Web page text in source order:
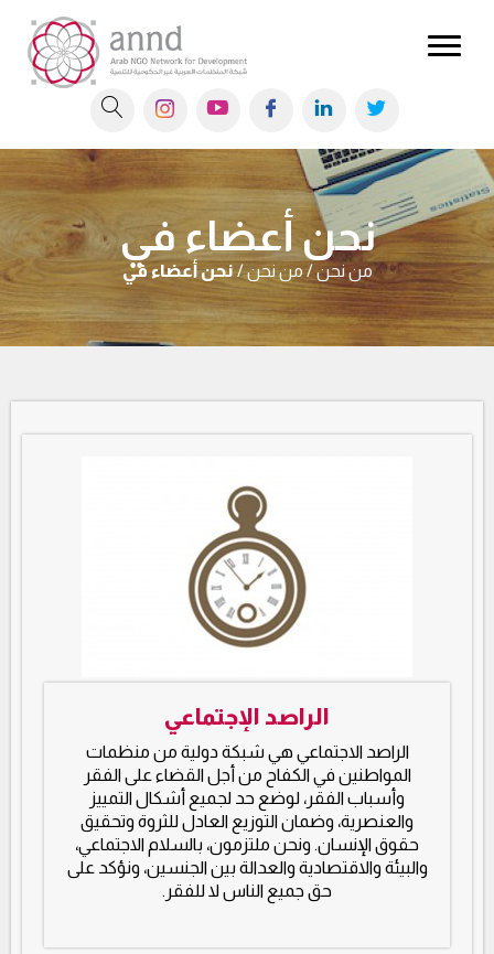
نحن أعضاء في
من نحن / من نحن / نحن أعضاء في
الراصد الإجتماعي
الراصد الاجتماعي هي شبكة دولية من منظمات
المواطنين في الكفاح من أجل القضاء على الفقر
وأسباب الفقر، لوضع حد لجميع أشكال التمييز
والعنصرية، وضمان التوزيع العادل للثروة وتحقيق
حقوق الإنسان. ونحن ملتزمون، بالسلام الاجتماعي،
والبيئة والاقتصادية والعدالة بين الجنسين، ونؤكد على
حق جميع الناس لا للفقر.